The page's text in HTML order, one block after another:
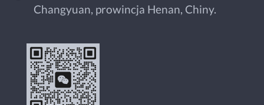
Changyuan, prowincja Henan, Chiny.